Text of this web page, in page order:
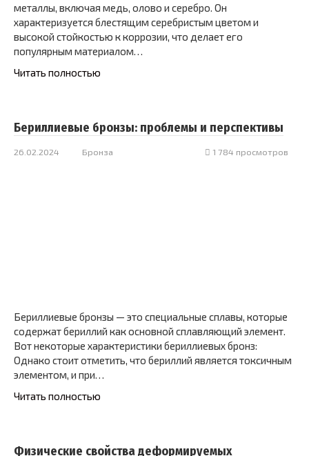
металлы, включая медь, олово и серебро. Он
характеризуется блестящим серебристым цветом и
высокой стойкостью к коррозии, что делает его
популярным материалом…
Читать полностью
Бериллиевые бронзы: проблемы и перспективы
26.02.2024 Бронза 1 784 просмотров
Бериллиевые бронзы — это специальные сплавы, которые
содержат бериллий как основной сплавляющий элемент.
Вот некоторые характеристики бериллиевых бронз:
Однако стоит отметить, что бериллий является токсичным
элементом, и при…
Читать полностью
Физические свойства деформируемых